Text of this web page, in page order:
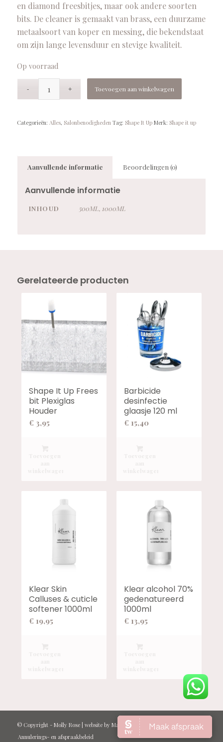
en diamond freesbitjes, maar ook andere soorten
bits. De cleaner is gemaakt van brass, een duurzame
metaalsoort van koper en messing, die bekendstaat
om zijn lange levensduur en stevige kwaliteit.
Op voorraad
Toevoegen aan winkelwagen
Categorieën: Alles, Salonbenodigheden Tag: Shape It Up Merk: Shape it up
Aanvullende informatie Beoordelingen (0)
Aanvullende informatie
INHOUD 500ML, 1000ML
Gerelateerde producten
Shape It Up Frees
bit Plexiglas
Houder
€ 3,95
Barbicide
desinfectie
glaasje 120 ml
€ 15,40
Klear Skin
Calluses & cuticle
softener 1000ml
€ 19,95
Klear alcohol 70%
gedenatureerd
1000ml
€ 13,95
© Copyright - Molly Rose| website by Marcel Kraan
Annulerings- en afspraakbeleid